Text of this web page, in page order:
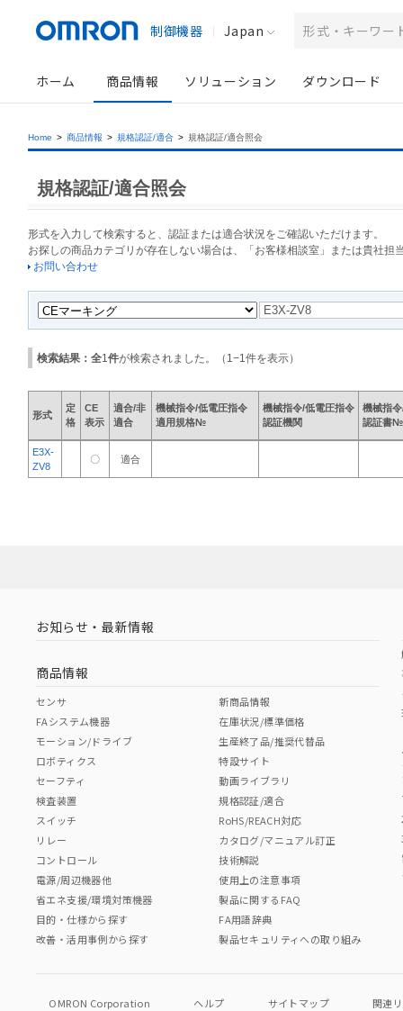
制御機器 Japan
ホーム 商品情報 ソリューション ダウンロード
Home > 商品情報 > 規格認証/適合 > 規格認証/適合照会
規格認証/適合照会
形式を入力して検索すると、認証または適合状況をご確認いただけます。
お探しの商品カテゴリが存在しない場合は、「お客様相談室」または貴社担
お問い合わせ
検索結果：全1 件が検索されました。（ 1 −1 件を表示）
形式
定
格
CE
表示
適合/非
適合
機械指令/低電圧指令
適用規格№
機械指令/低電圧指令
認証機関
機械指
認証書№
E3X-
ZV8
〇 適合
お知らせ・最新情報
商品情報
センサ
FAシステム機器
モーション/ドライブ
ロボティクス
セーフティ
検査装置
スイッチ
リレー
コントロール
電源/周辺機器他
省エネ支援/環境対策機器
目的・仕様から探す
改善・活用事例から探す
新商品情報
在庫状況/標準価格
生産終了品/推奨代替品
特設サイト
動画ライブラリ
規格認証/適合
RoHS/REACH対応
カタログ/マニュアル訂正
技術解説
使用上の注意事項
製品に関するFAQ
FA用語辞典
製品セキュリティへの取り組み
OMRON Corporation ヘルプ サイトマップ 関連